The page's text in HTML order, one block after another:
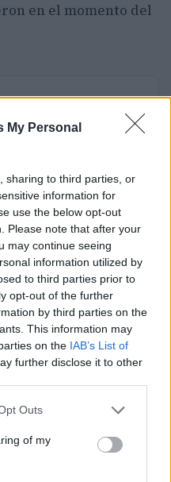
My Personal
sharing to third parties, or
information for
use the below opt-out
Please note that after your
may continue seeing
information utilized by
to third parties prior to
opt-out of the further
by third parties on the
This information may
on the IAB’s List of
further disclose it to other
uses one or more Google
You may click to
its third-party tags to
purposes in below Google
Outs
of my
en el momento del